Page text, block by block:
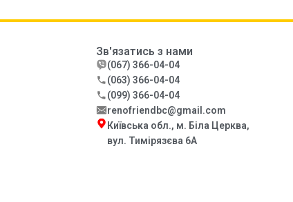
Зв'язатись з нами
(067) 366-04-04
(063) 366-04-04
(099) 366-04-04
renofriendbc@gmail.com
Київська обл., м. Біла Церква,
вул. Тимірязєва 6А